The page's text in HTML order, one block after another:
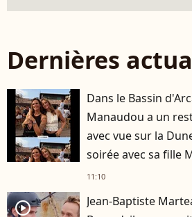
Dernières
Dans le Bassin
Manaudou a un
avec vue sur la
soirée avec sa fille
11:10
player2
Jean-Baptiste